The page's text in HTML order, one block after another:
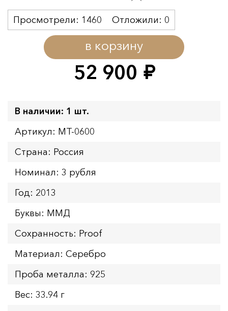
52 900 руб.
в корзину
Просмотрели: 1460 Отложили: 0
В наличии: 1 шт.
Артикул: MT-0600
Страна: Россия
Номинал: 3 рубля
Год: 2013
Буквы: ММД
Сохранность: Proof
Материал: Серебро
Проба металла: 925
Вес: 33.94 г